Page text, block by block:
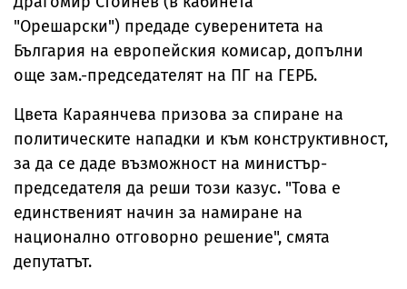
"Орешарски") предаде суверенитета на
България на европейския комисар, допълни
още зам.-председателят на ПГ на ГЕРБ.
Цвета Караянчева призова за спиране на
политическите нападки и към конструктивност,
за да се даде възможност на министър-
председателя да реши този казус. "Това е
единственият начин за намиране на
национално отговорно решение", смята
депутатът.